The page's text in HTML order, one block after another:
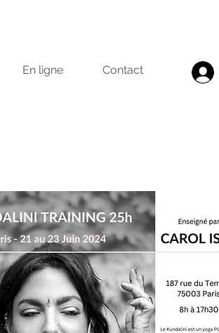
En ligne Contact